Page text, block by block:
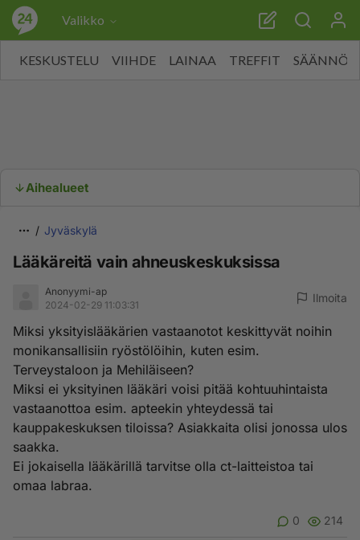
Valikko
KESKUSTELU VIIHDE LAINAA TREFFIT SÄÄNNÖT
Aihealueet
Jyväskylä
Lääkäreitä vain ahneuskeskuksissa
Anonyymi-ap
2024-02-29 11:03:31
Ilmoita
Miksi yksityislääkärien vastaanotot keskittyvät noihin
monikansallisiin ryöstölöihin, kuten esim.
Terveystaloon ja Mehiläiseen?
Miksi ei yksityinen lääkäri voisi pitää kohtuuhintaista
vastaanottoa esim. apteekin yhteydessä tai
kauppakeskuksen tiloissa? Asiakkaita olisi jonossa ulos
saakka.
Ei jokaisella lääkärillä tarvitse olla ct-laitteistoa tai
omaa labraa.
0 214